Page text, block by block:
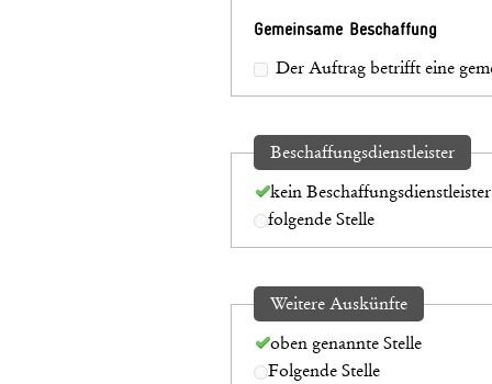
Gemeinsame Beschaffung
Der Auftrag betrifft eine
Beschaffungsdienstleister
kein Beschaffungsdienstleister
folgende Stelle
Weitere Auskünfte
oben genannte Stelle
Folgende Stelle